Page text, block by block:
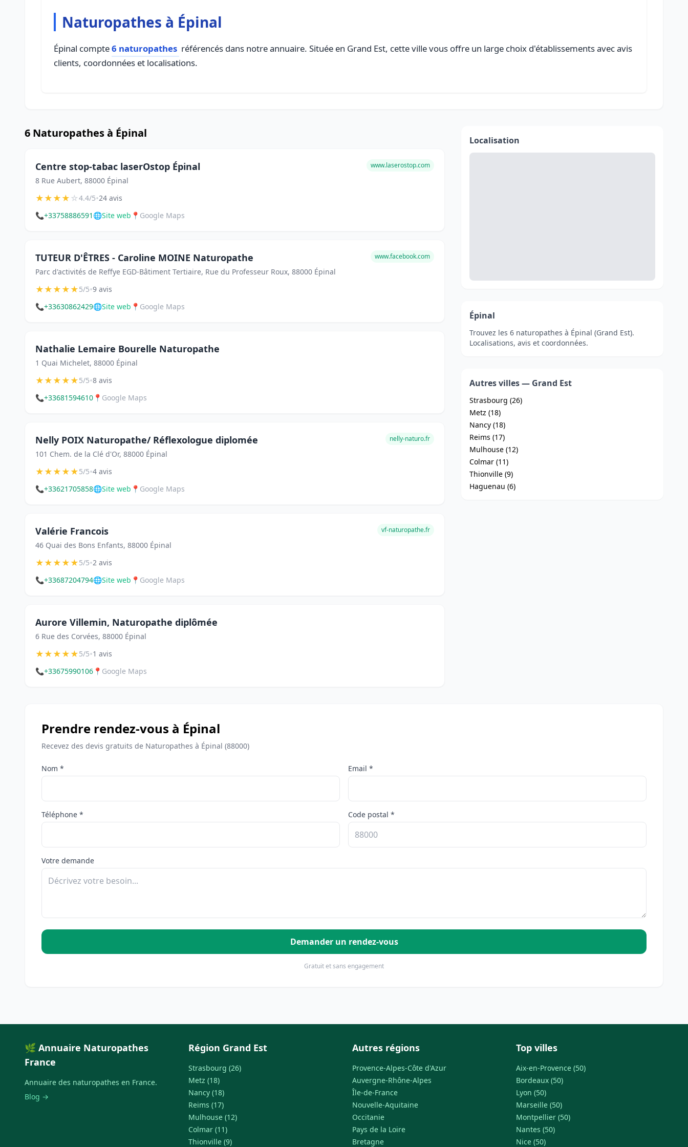
Naturopathes à Épinal
Épinal compte6 naturopathes référencés dans notre annuaire. Située en Grand Est, cette ville vous offre un large choix d'établissements avec avis
clients, coordonnées et localisations.
6 Naturopathes à Épinal
Centre stop-tabac laserOstop Épinal
8 Rue Aubert, 88000 Épinal
www.laserostop.com
★★★★☆4.4/5•24 avis
📞+33758886591 🌐Site web 📍 Google Maps
TUTEUR D'ÊTRES - Caroline MOINE Naturopathe
Parc d'activités de Reffye EGD-Bâtiment Tertiaire, Rue du Professeur Roux, 88000 Épinal
www.facebook.com
★★★★★5/5•9 avis
📞+33630862429🌐Site web 📍 Google Maps
Nathalie Lemaire Bourelle Naturopathe
1 Quai Michelet, 88000 Épinal
★★★★★5/5•8 avis
📞+33681594610 📍 Google Maps
Nelly POIX Naturopathe/ Réflexologue diplomée
101 Chem. de la Clé d'Or, 88000 Épinal
nelly-naturo.fr
★★★★★5/5•4 avis
📞+33621705858🌐Site web 📍 Google Maps
Valérie Francois
46 Quai des Bons Enfants, 88000 Épinal
vf-naturopathe.fr
★★★★★5/5•2 avis
📞+33687204794🌐Site web 📍 Google Maps
Aurore Villemin, Naturopathe diplômée
6 Rue des Corvées, 88000 Épinal
★★★★★5/5•1 avis
📞+33675990106 📍 Google Maps
Localisation
Épinal
Trouvez les 6 naturopathes à Épinal (Grand Est).
Localisations, avis et coordonnées.
Autres villes — Grand Est
Strasbourg (26)
Metz (18)
Nancy (18)
Reims (17)
Mulhouse (12)
Colmar (11)
Thionville (9)
Haguenau (6)
Prendre rendez-vous à Épinal
Recevez des devis gratuits de Naturopathes à Épinal (88000)
Nom * Email *
Téléphone * Code postal *
Votre demande
Demander un rendez-vous
Gratuit et sans engagement
🌿 Annuaire Naturopathes
France
Annuaire des naturopathes en France.
Blog →
Région Grand Est
Strasbourg (26)
Metz (18)
Nancy (18)
Reims (17)
Mulhouse (12)
Colmar (11)
Thionville (9)
Autres régions
Provence-Alpes-Côte d'Azur
Auvergne-Rhône-Alpes
Île-de-France
Nouvelle-Aquitaine
Occitanie
Pays de la Loire
Bretagne
Top villes
Aix-en-Provence (50)
Bordeaux (50)
Lyon (50)
Marseille (50)
Montpellier (50)
Nantes (50)
Nice (50)